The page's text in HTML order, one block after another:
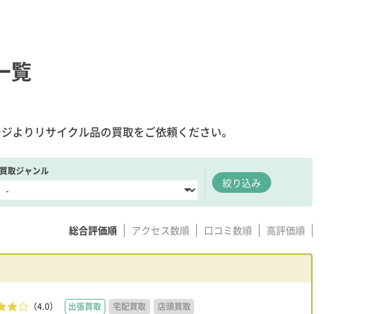
覧
よりリサイクル品の買取をご依頼ください。
買取ジャンル
絞り込み
総合評価順 アクセス数順 口コミ数順 高評価順
（4.0） 出張買取 宅配買取 店頭買取